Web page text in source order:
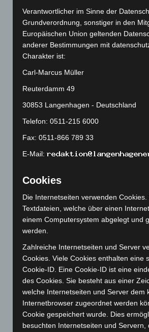
Mai 2026(99)
April 2026(99)
Januar 2026(122)
Dezember 2025(103)
November 2025(114)
Oktober 2025(112)
September 2025(93)
Juli 2025(90)
Juni 2025(103)
Mai 2025(112)
April 2025
März 2025(111)
Februar 2025(96)
Januar 2025
(88)
Dezember 2024(89)
November 2024(94)
Oktober 2024(93)
Verantwortlicher im Sinne der
Grundverordnung, sonstiger in den
Europäischen Union geltenden
anderer Bestimmungen mit
Charakter ist:
Carl-Marcus Müller
Reuterdamm 49
30853 Langenhagen - Deutschland
Telefon: 0511-215 6000
Fax: 0511-866 789 33
E-Mail:
Cookies
Die Internetseiten verwenden Cookies.
Textdateien, welche über einen
einem Computersystem abgelegt und
werden.
Zahlreiche Internetseiten und Server
Cookies. Viele Cookies enthalten eine
Cookie-ID. Eine Cookie-ID ist eine
des Cookies. Sie besteht aus einer
welche Internetseiten und Server dem
Internetbrowser zugeordnet werden
Cookie gespeichert wurde. Dies
besuchten Internetseiten und Servern,